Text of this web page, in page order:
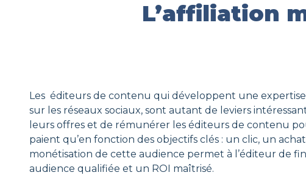
L’affiliation
Les éditeurs de contenu qui développent une
sur les réseaux sociaux, sont autant de leviers
leurs offres et de rémunérer les éditeurs de contenu
paient qu’en fonction des objectifs clés : un clic, un
monétisation de cette audience permet à l’éditeur de
audience qualifiée et un ROI maîtrisé.